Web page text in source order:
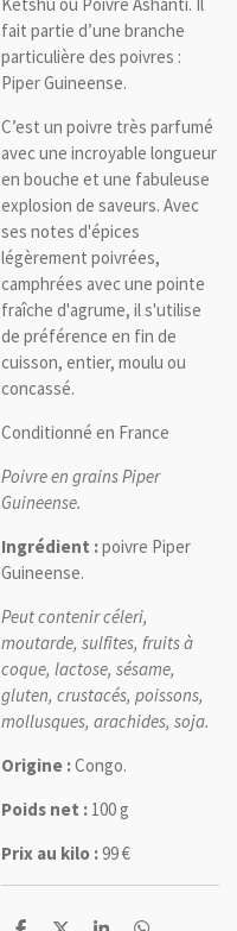
fait partie d’une branche
particulière des poivres :
Piper Guineense.
C’est un poivre très parfumé
avec une incroyable longueur
en bouche et une fabuleuse
explosion de saveurs. Avec
ses notes d'épices
légèrement poivrées,
camphrées avec une pointe
fraîche d'agrume, il s'utilise
de préférence en fin de
cuisson, entier, moulu ou
concassé.
Conditionné en France
Poivre en grains Piper
Guineense.
Ingrédient :poivre Piper
Guineense.
Peut contenir céleri,
moutarde, sulfites, fruits à
coque, lactose, sésame,
gluten, crustacés, poissons,
mollusques, arachides, soja.
Origine :Congo.
Poids net : 100 g
Prix au kilo :99 €